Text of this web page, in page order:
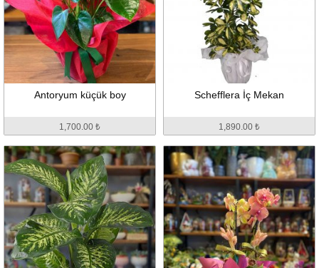
Antoryum küçük boy
1,700.00 ₺
Schefflera İç Mekan
1,890.00 ₺